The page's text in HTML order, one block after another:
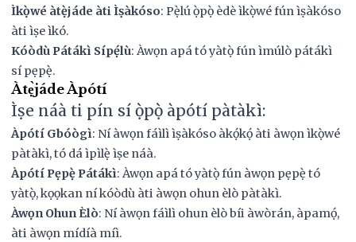
Ìkọ̀wé àtẹ̀jáde àti Ìṣàkóso: Pẹ̀lú ọ̀pọ̀ èdè ìkọ̀wé fún ìṣàkóso
àti ìṣe ìkó.
Kóòdù Pátákì Sípẹ́lù: Àwọn apá tó yàtọ̀ fún ìmúlò pátákì
sí pẹpẹ̀.
Àtẹ̀jáde Àpótí
Ìṣe náà ti pín sí ọ̀pọ̀ àpótí pàtàkì:
Àpótí Gbóògì: Ní àwọn fáìlì ìṣàkóso àkọ́kọ́ àti àwọn ìkọ̀wé
pàtàkì, tó dá ìpìlẹ̀ ìṣe náà.
Àpótí Pẹpẹ̀ Pátákì: Àwọn apá tó yàtọ̀ fún àwọn pẹpẹ̀ tó
yàtọ̀, kọọkan ní kóòdù àti àwọn ohun èlò pàtàkì.
Àwọn Ohun Èlò: Ní àwọn fáìlì ohun èlò bíi àwòrán, àpamọ́,
àti àwọn mídíà míì.